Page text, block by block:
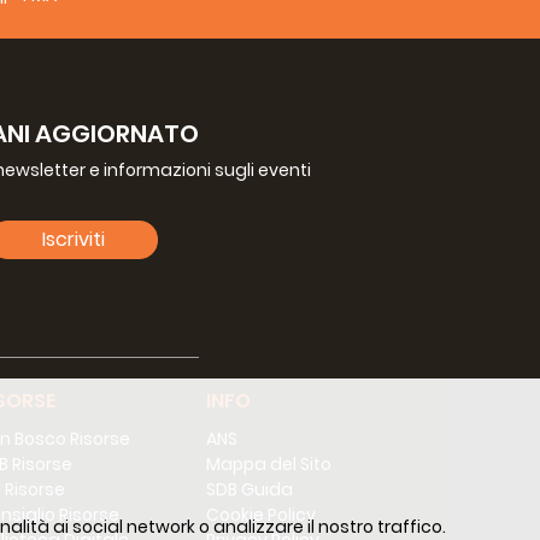
ai social network o analizzare il nostro traffico.
insensibilità e noncuranza le tante persone che
AGGIORNATO
e informazioni sugli eventi
Iscriviti
Risorse
Cookie Policy